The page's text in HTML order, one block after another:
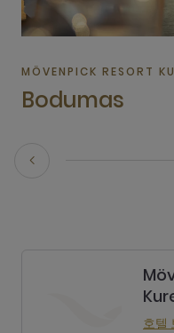
MÖVENPICK RESORT
Bodumas
호텔